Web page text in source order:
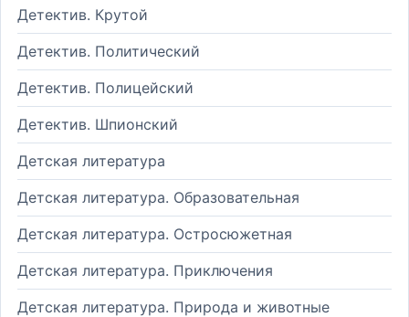
Детектив. Крутой
Детектив. Политический
Детектив. Полицейский
Детектив. Шпионский
Детская литература
Детская литература. Образовательная
Детская литература. Остросюжетная
Детская литература. Приключения
Детская литература. Природа и животные